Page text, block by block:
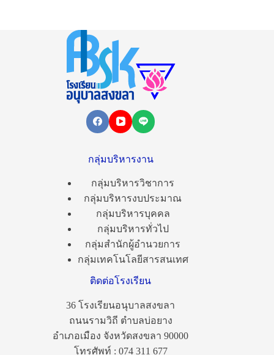
กลุ่มบริหารงาน
กลุ่มบริหารวิชาการ
กลุ่มบริหารงบประมาณ
กลุ่มบริหารบุคคล
กลุ่มบริหารทั่วไป
กลุ่มสำนักผู้อำนวยการ
กลุ่มเทคโนโลยีสารสนเทศ
ติดต่อโรงเรียน
36 โรงเรียนอนุบาลสงขลา
ถนนรามวิถี ตำบลบ่อยาง
อำเภอเมือง จังหวัดสงขลา 90000
โทรศัพท์ : 074 311 677